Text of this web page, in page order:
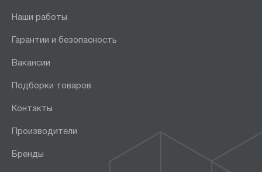
Наши работы
Гарантии и безопасность
Вакансии
Подборки товаров
Контакты
Производители
Бренды